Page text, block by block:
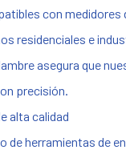
con medidores
residenciales e
asegura que
precisión.
alta calidad
de herramientas de